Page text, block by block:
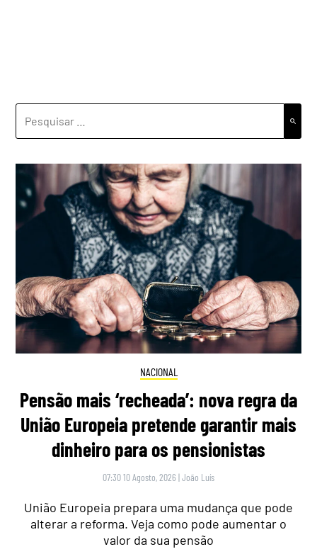
POR:
NACIONAL
Pensão mais ‘recheada’: nova regra da
União Europeia pretende garantir mais
dinheiro para os pensionistas
07:30 10 Agosto, 2026 |João Luís
União Europeia prepara uma mudança que pode
alterar a reforma. Veja como pode aumentar o
valor da sua pensão